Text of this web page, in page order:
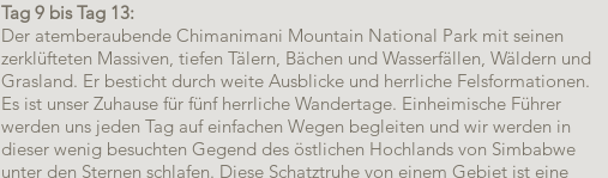
Tag 9 bis Tag 13:
Der atemberaubende Chimanimani Mountain National Park mit seinen
zerklüfteten Massiven, tiefen Tälern, Bächen und Wasserfällen, Wäldern und
Grasland. Er besticht durch weite Ausblicke und herrliche Felsformationen.
Es ist unser Zuhause für fünf herrliche Wandertage. Einheimische Führer
werden uns jeden Tag auf einfachen Wegen begleiten und wir werden in
dieser wenig besuchten Gegend des östlichen Hochlands von Simbabwe
unter den Sternen schlafen. Diese Schatztruhe von einem Gebiet ist eine